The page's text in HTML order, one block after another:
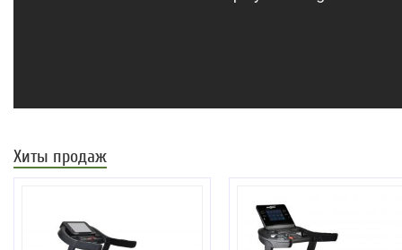
Хиты продаж